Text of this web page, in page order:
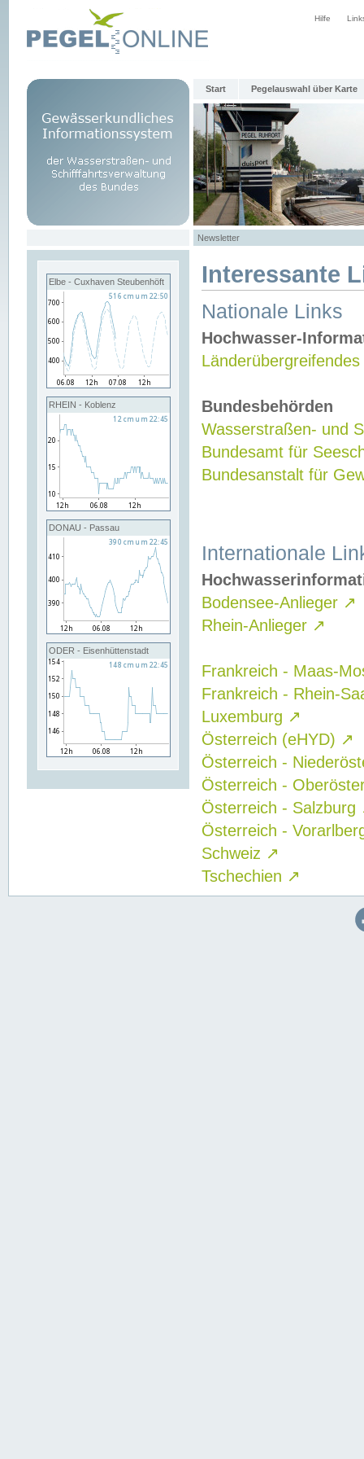
Hilfe
Start Pegelauswahl über Karte
Newsletter
Elbe - Cuxhaven Steubenhöft
RHEIN - Koblenz
DONAU - Passau
ODER - Eisenhüttenstadt
Interessante
Nationale Links
Hochwasser-
Bundesbehörden
Wasserstraßen- und
Bundesamt für
Bundesanstalt für
Internationale
Bodensee-Anlieger ↗
Rhein-Anlieger ↗
Frankreich - Maas-
Frankreich - Rhein-
Luxemburg ↗
Österreich (eHYD) ↗
Österreich -
Österreich -
Österreich - Salzburg
Österreich -
Schweiz ↗
Tschechien ↗